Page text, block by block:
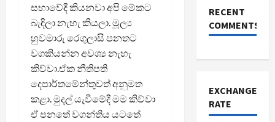
සභාවේදී කියනවා අපි මේකට
බැඳිලා නැහැ කියලා. මූල්‍ය
හුවමාරු රෙගුලාසි පනතට
වගකියන්න අවශ්‍ය නැහැ
කිව්වා.ඒක නීතිපති
දෙපාර්තමේන්තුවත් අනුමත
කළා. මුදල් යැවීමේදී මම කිව්වා
ඒ පනතේ වගන්තිය යටතේ
RECENT
COMMENTS
EXCHANGE
RATE